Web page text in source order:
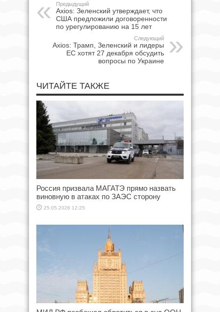
Предыдущий
Axios: Зеленский утверждает, что
США предложили договоренности
по урегулированию на 15 лет
Следующий
Axios: Трамп, Зеленский и лидеры
ЕС хотят 27 декабря обсудить
вопросы по Украине
ЧИТАЙТЕ ТАКЖЕ
Россия призвала МАГАТЭ прямо назвать
виновную в атаках по ЗАЭС сторону
25.05.2026 12:25